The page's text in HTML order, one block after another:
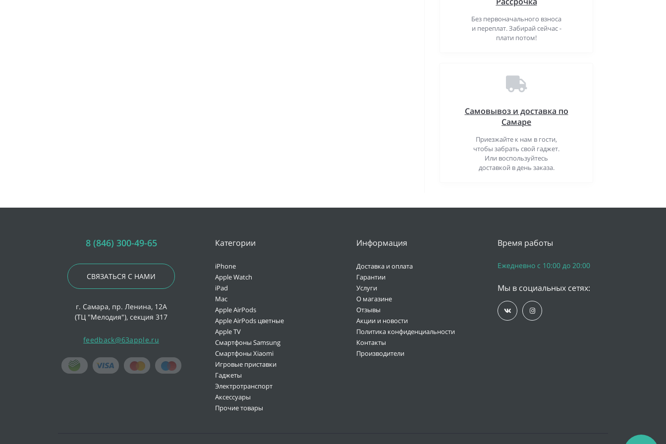
Без первоначального взноса
и переплат. Забирай сейчас -
плати потом!
Самовывоз и доставка по
Самаре
Приезжайте к нам в гости,
чтобы забрать свой гаджет.
Или воспользуйтесь
доставкой в день заказа.
8 (846) 300-49-65
СВЯЗАТЬСЯ С НАМИ
г. Самара, пр. Ленина, 12А
(ТЦ "Мелодия"), секция 317
feedback@63apple.ru
Категории
iPhone
Apple Watch
iPad
Mac
Apple AirPods
Apple AirPods цветные
Apple TV
Смартфоны Samsung
Смартфоны Xiaomi
Игровые приставки
Гаджеты
Электротранспорт
Аксессуары
Прочие товары
Информация
Доставка и оплата
Гарантии
Услуги
О магазине
Отзывы
Акции и новости
Политика конфиденциальности
Контакты
Производители
Время работы
Ежедневно с 10:00 до 20:00
Мы в социальных сетях: